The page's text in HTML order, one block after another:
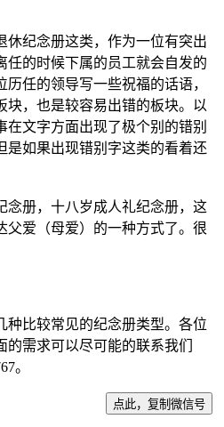
休纪念册这类，作为一位有突出
任的时候下属的员工就会自发的
任的领导写一些祝福的话语，
块，也是较容易出错的板块。以
在文字方面出现了极个别的错别
是如果出现错别字这类的看着还
念册，十八岁成人礼纪念册，这
父爱（母爱）的一种方式了。很
种比较常见的纪念册类型。各位
需求可以尽可能的联系我们
。
点此，复制微信号